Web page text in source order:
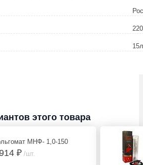
220
15
этого товара
Фольгомат МНФ- 1,0-150
₽ /шт.